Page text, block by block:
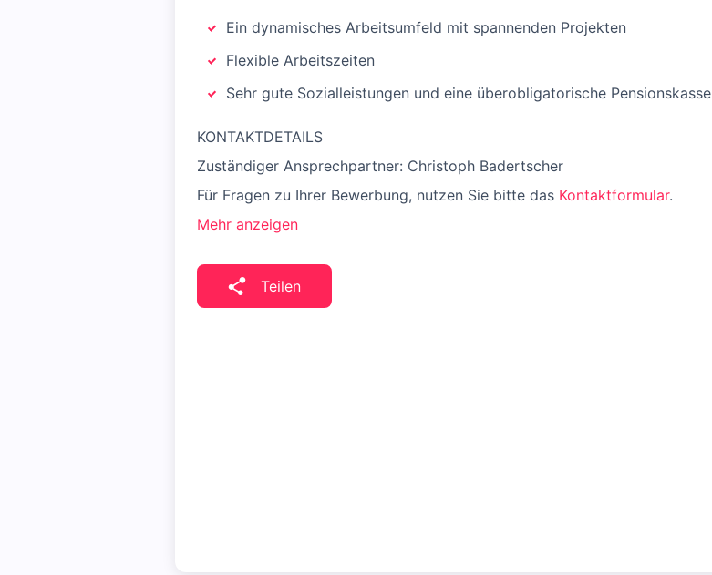
Ein dynamisches Arbeitsumfeld mit spannenden Projekten
Flexible Arbeitszeiten
Sehr gute Sozialleistungen und eine überobligatorische Pensionskasse
KONTAKTDETAILS
Zuständiger Ansprechpartner: Christoph Badertscher
Für Fragen zu Ihrer Bewerbung, nutzen Sie bitte das Kontaktformular.
Mehr anzeigen
Teilen